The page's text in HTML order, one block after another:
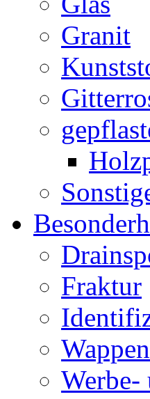
Granit
Fraktur
Werbe-